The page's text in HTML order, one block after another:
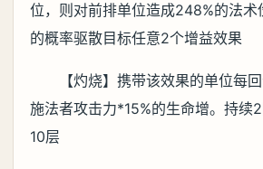
位，则对前排单位造成248%的法术
的概率驱散目标任意2个增益效果
【灼烧】携带该效果的单位每
施法者攻击力*15%的生命增。持续
10层